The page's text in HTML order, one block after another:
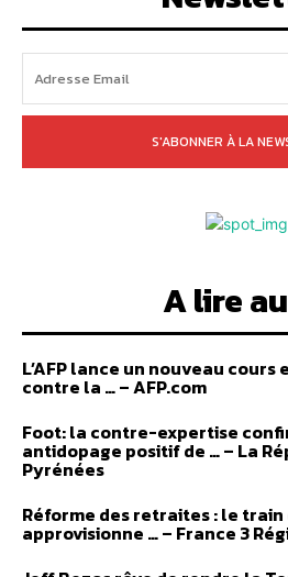
S'ABONNER À LA
A lire
L’AFP lance un nouveau
contre la … – AFP.com
Foot: la contre-expertise
antidopage positif de … – La
Pyrénées
Réforme des retraites : le
approvisionne … – France 3